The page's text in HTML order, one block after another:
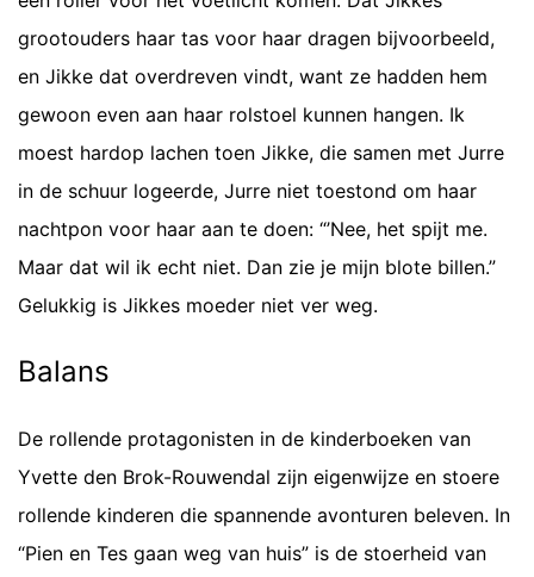
grootouders haar tas voor haar dragen bijvoorbeeld,
en Jikke dat overdreven vindt, want ze hadden hem
gewoon even aan haar rolstoel kunnen hangen. Ik
moest hardop lachen toen Jikke, die samen met Jurre
in de schuur logeerde, Jurre niet toestond om haar
nachtpon voor haar aan te doen: “’Nee, het spijt me.
Maar dat wil ik echt niet. Dan zie je mijn blote billen.”
Gelukkig is Jikkes moeder niet ver weg.
Balans
De rollende protagonisten in de kinderboeken van
Yvette den Brok-Rouwendal zijn eigenwijze en stoere
rollende kinderen die spannende avonturen beleven. In
“Pien en Tes gaan weg van huis” is de stoerheid van